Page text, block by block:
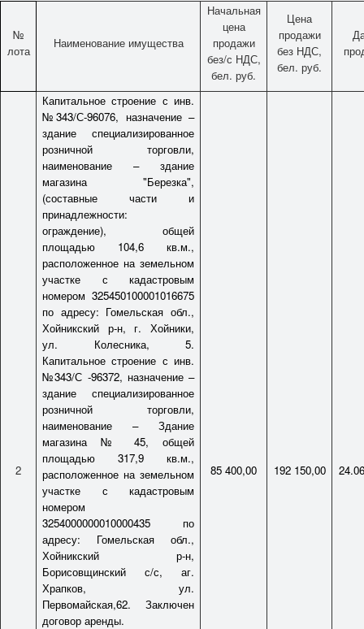
№
лота
Наименование имущества
Начальная
цена
продажи
без/с НДС,
бел. руб.
Цена
продажи
без НДС,
бел. руб.
2
Капитальное строение с инв.
№343/С-96076, назначение –
здание специализированное
розничной торговли,
наименование – здание
магазина "Березка",
(составные части и
принадлежности:
ограждение), общей
площадью 104,6 кв.м.,
расположенное на земельном
участке с кадастровым
номером 325450100001016675
по адресу: Гомельская обл.,
Хойникский р-н, г. Хойники,
ул. Колесника, 5.
Капитальное строение с инв.
№343/С -96372, назначение –
здание специализированное
розничной торговли,
наименование – Здание
магазина № 45, общей
площадью 317,9 кв.м.,
расположенное на земельном
участке с кадастровым
номером
3254000000010000435 по
адресу: Гомельская обл.,
Хойникский р-н,
Борисовщинский с/с, аг.
Храпков, ул.
Первомайская,62. Заключен
договор аренды.
85 400,00 192 150,00